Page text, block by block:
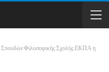
Σπουδών Φιλοσοφικής Σχολής ΕΚΠΑ η